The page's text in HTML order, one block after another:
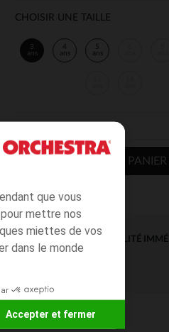
que vous
mettre nos
miettes de vos
dans le monde
Accepter et fermer
CHOISIR UNE TAILLE
3
ans
4
ans
5
ans
AJOUTER AU PANIER
DISPONIBILITÉ